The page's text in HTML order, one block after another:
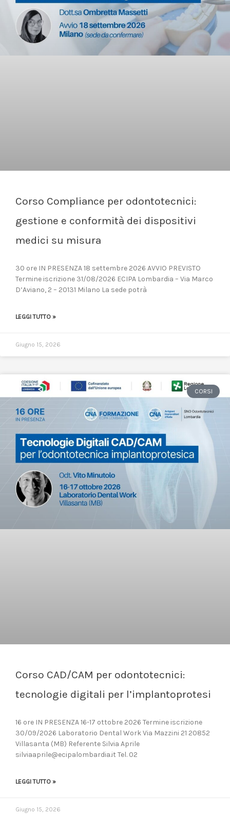
Corso Compliance per odontotecnici:
gestione e conformità dei dispositivi
medici su misura
30 ore IN PRESENZA 18 settembre 2026 AVVIO PREVISTO
Termine iscrizione 31/08/2026 ECIPA Lombardia – Via Marco
D’Aviano, 2 – 20131 Milano La sede potrà
LEGGI TUTTO »
Giugno 15, 2026
CORSI
Corso CAD/CAM per odontotecnici:
tecnologie digitali per l’implantoprotesi
16 ore IN PRESENZA 16-17 ottobre 2026 Termine iscrizione
30/09/2026 Laboratorio Dental Work Via Mazzini 21 20852
Villasanta (MB) Referente Silvia Aprile
silviaaprile@ecipalombardia.it Tel. 02
LEGGI TUTTO »
Giugno 15, 2026